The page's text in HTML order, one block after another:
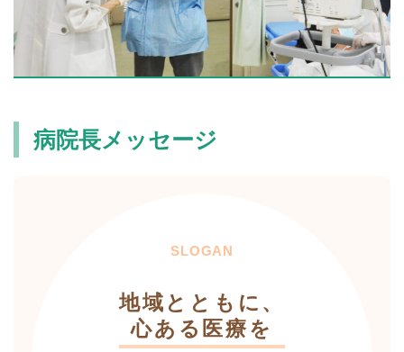
病院長メッセージ
SLOGAN
地域とともに、
心ある医療を